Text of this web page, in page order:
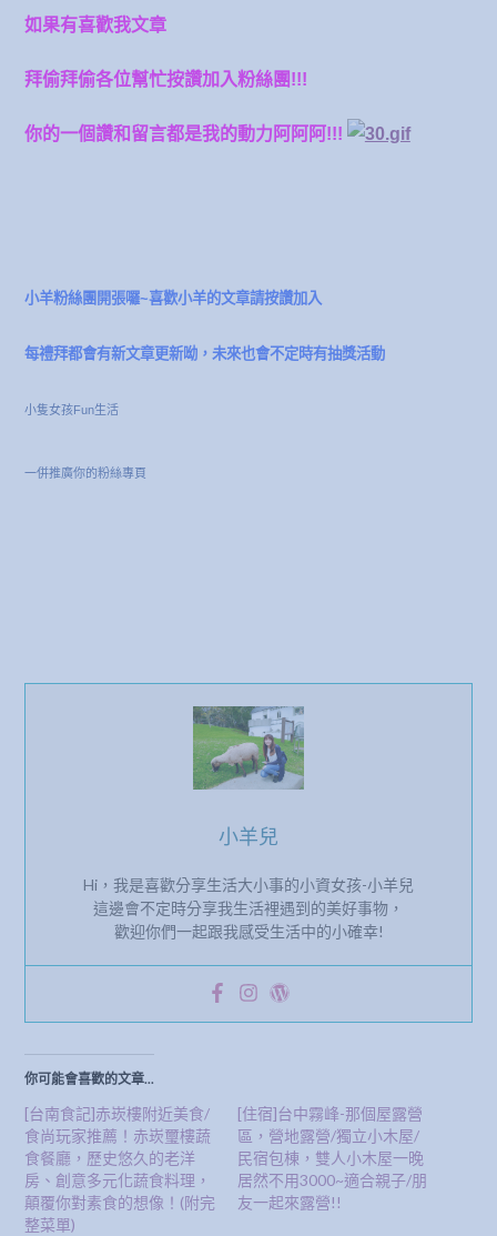
如果有喜歡我文章
拜偷拜偷各位幫忙按讚加入粉絲團!!!
你的一個讚和留言都是我的動力阿阿阿!!!
小羊粉絲團開張囉~喜歡小羊的文章請按讚加入
每禮拜都會有新文章更新呦，未來也會不定時有抽獎活動
小隻女孩Fun生活
一併推廣你的粉絲專頁
小羊兒
Hi，我是喜歡分享生活大小事的小資女孩-小羊兒
這邊會不定時分享我生活裡遇到的美好事物，
歡迎你們一起跟我感受生活中的小確幸!
你可能會喜歡的文章...
[台南食記]赤崁樓附近美食/
食尚玩家推薦！赤崁璽樓蔬
食餐廳，歷史悠久的老洋
房、創意多元化蔬食料理，
顛覆你對素食的想像！(附完
整菜單)
[住宿]台中霧峰-那個屋露營
區，營地露營/獨立小木屋/
民宿包棟，雙人小木屋一晚
居然不用3000~適合親子/朋
友一起來露營!!